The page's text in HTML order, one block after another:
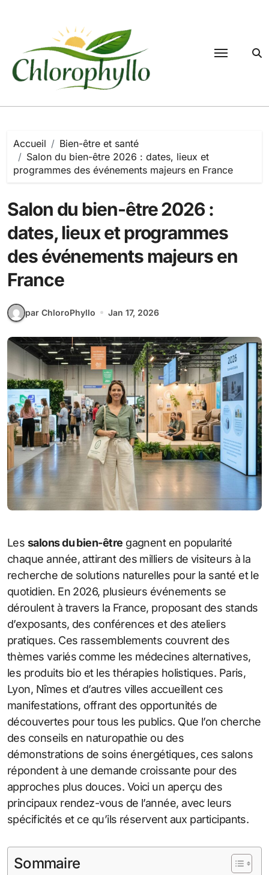
Accueil
Bien-être et santé
Salon du bien-être 2026 : dates, lieux et
programmes des événements majeurs en France
Salon du bien-être 2026 :
dates, lieux et programmes
des événements majeurs en
France
par ChloroPhyllo Jan 17, 2026
Les salons du bien-être gagnent en popularité
chaque année, attirant des milliers de visiteurs à la
recherche de solutions naturelles pour la santé et le
quotidien. En 2026, plusieurs événements se
déroulent à travers la France, proposant des stands
d’exposants, des conférences et des ateliers
pratiques. Ces rassemblements couvrent des
thèmes variés comme les médecines alternatives,
les produits bio et les thérapies holistiques. Paris,
Lyon, Nîmes et d’autres villes accueillent ces
manifestations, offrant des opportunités de
découvertes pour tous les publics. Que l’on cherche
des conseils en naturopathie ou des
démonstrations de soins énergétiques, ces salons
répondent à une demande croissante pour des
approches plus douces. Voici un aperçu des
principaux rendez-vous de l’année, avec leurs
spécificités et ce qu’ils réservent aux participants.
Sommaire